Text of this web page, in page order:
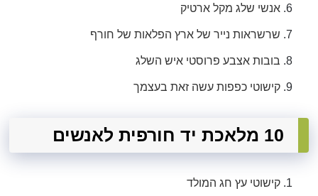
אנשי שלג מקל ארטיק
שרשראות נייר של ארץ הפלאות של חורף
בובות אצבע פרוסטי איש השלג
קישוטי כפפות עשה זאת בעצמך
10 מלאכת יד חורפית לאנשים
קישוטי עץ חג המולד